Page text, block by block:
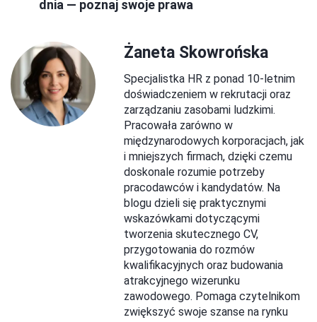
dnia — poznaj swoje prawa
Żaneta Skowrońska
Specjalistka HR z ponad 10-letnim
doświadczeniem w rekrutacji oraz
zarządzaniu zasobami ludzkimi.
Pracowała zarówno w
międzynarodowych korporacjach, jak
i mniejszych firmach, dzięki czemu
doskonale rozumie potrzeby
pracodawców i kandydatów. Na
blogu dzieli się praktycznymi
wskazówkami dotyczącymi
tworzenia skutecznego CV,
przygotowania do rozmów
kwalifikacyjnych oraz budowania
atrakcyjnego wizerunku
zawodowego. Pomaga czytelnikom
zwiększyć swoje szanse na rynku